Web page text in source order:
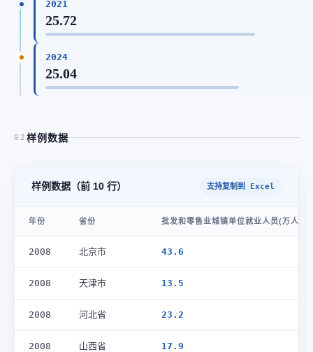
2021
25.72
2024
25.04
02 样例数据
样例数据（前 10 行） 支持复制到 Excel
年份 省份 批发和零售业城镇单位就业人员(万人)
2008 北京市 43.6
2008 天津市 13.5
2008 河北省 23.2
2008 山西省 17.9